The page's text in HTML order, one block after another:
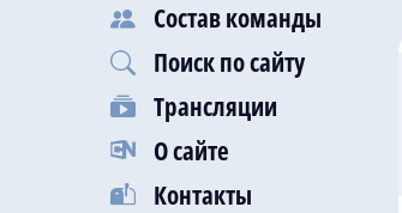
Состав команды
Поиск по сайту
Трансляции
О сайте
Контакты
Гражданство